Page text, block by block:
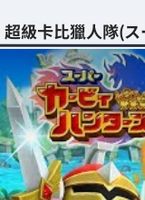
超級卡比獵人隊(ス